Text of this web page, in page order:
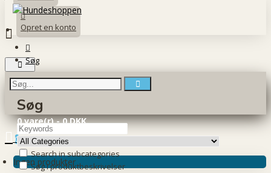
Opret en konto
0 vare(r) - 0 DKK
0
Ingen produkter
Søg
Søg
Search in subcategories
Søg i produktbeskrivelser